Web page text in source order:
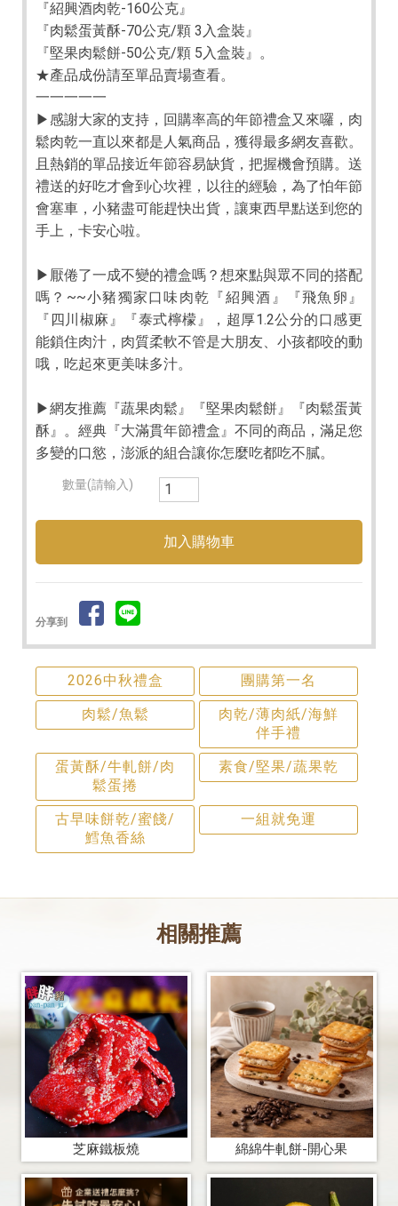
2026中秋禮盒
團購第一名
肉鬆/魚鬆
肉乾/薄肉紙/海鮮
伴手禮
蛋黃酥/牛軋餅/肉
鬆蛋捲
素食/堅果/蔬果乾
古早味餅乾/蜜餞/
鱈魚香絲
一組就免運
『紹興酒肉乾-160公克』
『肉鬆蛋黃酥-70公克/顆 3入盒裝』
『堅果肉鬆餅-50公克/顆 5入盒裝』。
★產品成份請至單品賣場查看。
一一一一一
▶感謝大家的支持，回購率高的年節禮盒又來囉，肉
鬆肉乾一直以來都是人氣商品，獲得最多網友喜歡。
且熱銷的單品接近年節容易缺貨，把握機會預購。送
禮送的好吃才會到心坎裡，以往的經驗，為了怕年節
會塞車，小豬盡可能趕快出貨，讓東西早點送到您的
手上，卡安心啦。
▶厭倦了一成不變的禮盒嗎？想來點與眾不同的搭配
嗎？~~小豬獨家口味肉乾『紹興酒』『飛魚卵』
『四川椒麻』『泰式檸檬』，超厚1.2公分的口感更
能鎖住肉汁，肉質柔軟不管是大朋友、小孩都咬的動
哦，吃起來更美味多汁。
▶網友推薦『蔬果肉鬆』『堅果肉鬆餅』『肉鬆蛋黃
酥』。經典『大滿貫年節禮盒』不同的商品，滿足您
多變的口慾，澎派的組合讓你怎麼吃都吃不膩。
數量(請輸入)
分享到
芝麻鐵板燒 綿綿牛軋餅-開心果